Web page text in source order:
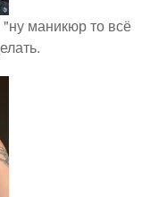
маникюр то всё